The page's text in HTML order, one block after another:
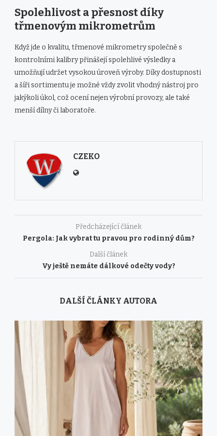
Spolehlivost a přesnost díky
třmenovým mikrometrům
Když jde o kvalitu, třmenové mikrometry společně s
kontrolními kalibry přinášejí spolehlivé výsledky a
umožňují udržet vysokou úroveň výroby. Díky dostupnosti
a šíři sortimentu je možné vždy zvolit vhodný nástroj pro
jakýkoli úkol, což ocení nejen výrobní provozy, ale také
menší dílny či laboratoře.
CZEKO
Předcházející článek
Pergola: Jak vybrat tu pravou pro rodinný dům?
Další článek
Vy ještě nemáte dálkové odečty vody?
DALŠÍ ČLÁNKY AUTORA